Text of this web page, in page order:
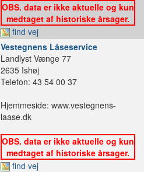
OBS. data er ikke aktuelle og kun
medtaget af historiske årsager.
find vej
Vestegnens Låseservice
Landlyst Vænge 77
2635 Ishøj
Telefon: 43 54 00 37
Hjemmeside: www.vestegnens-
laase.dk
OBS. data er ikke aktuelle og kun
medtaget af historiske årsager.
find vej